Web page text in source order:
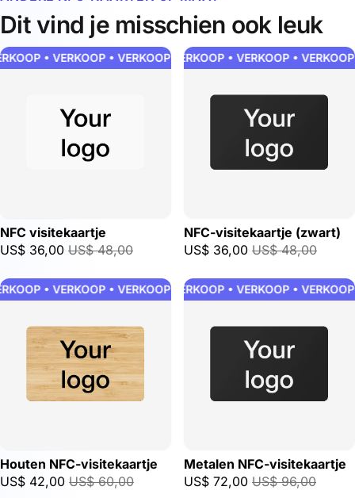
Dit vind je misschien ook leuk
• VERKOOP • VERKOOP • VERKOOP • VERKOOP •
NFC visitekaartje
US$ 36,00 US$ 48,00
VERKOOP • VERKOOP • VERKOOP •
NFC-visitekaartje (zwart)
US$ 36,00 US$ 48,00
• VERKOOP • VERKOOP • VERKOOP • VERKOOP •
Houten NFC-visitekaartje
US$ 42,00 US$ 60,00
VERKOOP • VERKOOP • VERKOOP •
Metalen NFC-visitekaartje
US$ 72,00 US$ 96,00